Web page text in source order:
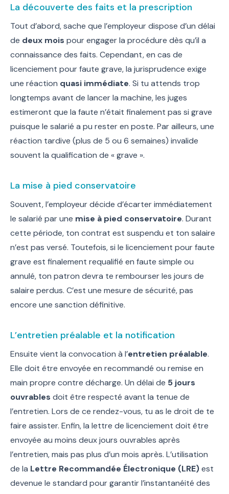
La découverte des faits et la prescription
Tout d’abord, sache que l’employeur dispose d’un délai
de deux mois pour engager la procédure dès qu’il a
connaissance des faits. Cependant, en cas de
licenciement pour faute grave, la jurisprudence exige
une réaction quasi immédiate. Si tu attends trop
longtemps avant de lancer la machine, les juges
estimeront que la faute n’était finalement pas si grave
puisque le salarié a pu rester en poste. Par ailleurs, une
réaction tardive (plus de 5 ou 6 semaines) invalide
souvent la qualification de « grave ».
La mise à pied conservatoire
Souvent, l’employeur décide d’écarter immédiatement
le salarié par une mise à pied conservatoire. Durant
cette période, ton contrat est suspendu et ton salaire
n’est pas versé. Toutefois, si le licenciement pour faute
grave est finalement requalifié en faute simple ou
annulé, ton patron devra te rembourser les jours de
salaire perdus. C’est une mesure de sécurité, pas
encore une sanction définitive.
L’entretien préalable et la notification
Ensuite vient la convocation à l’entretien préalable.
Elle doit être envoyée en recommandé ou remise en
main propre contre décharge. Un délai de 5 jours
ouvrables doit être respecté avant la tenue de
l’entretien. Lors de ce rendez-vous, tu as le droit de te
faire assister. Enfin, la lettre de licenciement doit être
envoyée au moins deux jours ouvrables après
l’entretien, mais pas plus d’un mois après. L’utilisation
de la Lettre Recommandée Électronique (LRE)est
devenue le standard pour garantir l’instantanéité des